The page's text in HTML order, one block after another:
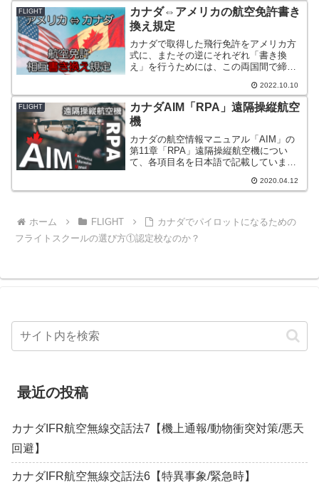
FLIGHT
カナダ⇔アメリカの航空免許書き
換え規定
カナダで取得した飛行免許をアメリカ方
式に、またその逆にそれぞれ「書き換
え」を行うためには、この両国間で締結
的簡単に行うことが出来ます。本記事で
は、両者それぞれのライセンスを元にし
た書き換えの条件や手続き方法について
紹介しています。
2022.10.10
FLIGHT
カナダAIM「RPA」遠隔操縦航空
機
カナダの航空情報マニュアル「AIM」の
第11章「RPA」遠隔操縦航空機につい
て、各項目名を日本語で記載していま
2020.04.12
ホーム FLIGHT
カナダでパイロットになるための
フライトスクールの選び方①認定校なのか？
最近の投稿
カナダIFR航空無線交話法7【機上通報/動物衝突対策/悪天
回避】
カナダIFR航空無線交話法6【特異事象/緊急時】